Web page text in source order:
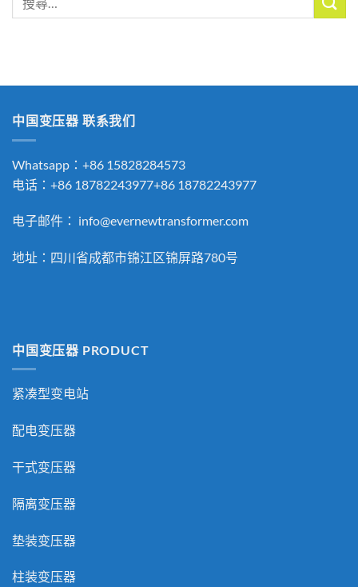
字:
中国变压器 联系我们
Whatsapp：+86 15828284573
电话：+86 18782243977+86 18782243977
电子邮件： info@evernewtransformer.com
地址：四川省成都市锦江区锦屏路780号
中国变压器 PRODUCT
紧凑型变电站
配电变压器
干式变压器
隔离变压器
垫装变压器
柱装变压器